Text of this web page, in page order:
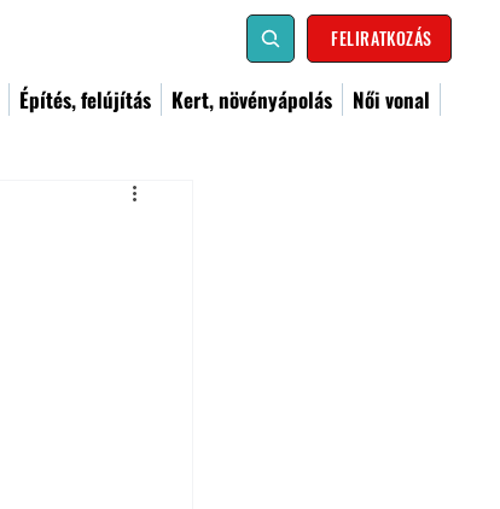
FELIRATKOZÁS
Építés, felújítás Kert, növényápolás
Női vonal